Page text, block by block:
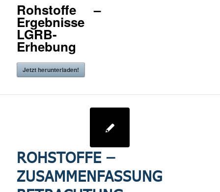
Rohstoffe –
Ergebnisse
LGRB-
Erhebung
Jetzt herunterladen!
ROHSTOFFE –
ZUSAMMENFASSUNG